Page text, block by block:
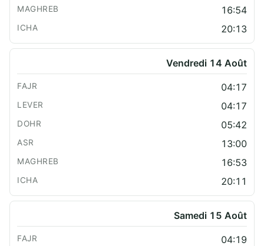
16:54
20:13
Vendredi 14 Août
04:17
04:17
05:42
13:00
16:53
20:11
Samedi 15 Août
04:19